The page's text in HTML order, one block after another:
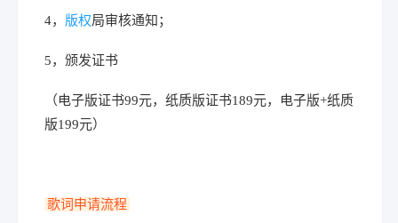
4， 版权局审核通知；
5，颁发证书
（电子版证书99元，纸质版证书189元，电子版+纸质
版199元）
歌词申请流程